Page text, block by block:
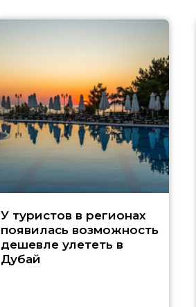
У туристов в регионах
появилась возможность
дешевле улететь в
Дубай